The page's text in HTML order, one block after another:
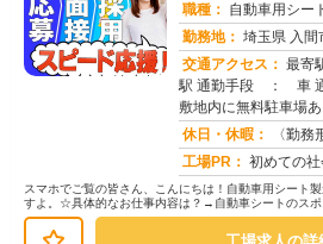
職種： 自動車用シー
勤務地： 埼玉県 入間
交通アクセス： 最
駅 通勤手段 ： 車
敷地内に無料駐車場
休日・休暇：
〈勤務形態〉2交
工場PR： 初めての社会人、初めての寮生活でも
スマホでご覧の皆さん、こんにちは！自動車用シート
すよ。☆具体的なお仕事内容は？→自動車シートのスポ
です。→一つひとつの作業は丁寧に教...